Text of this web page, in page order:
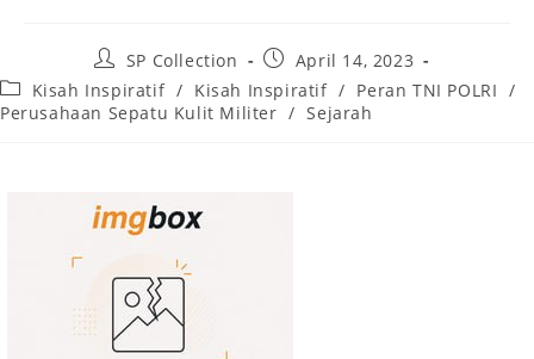
Post
author:
SP Collection
Post
published:
April 14, 2023
Post
category:
Kisah Inspiratif / Kisah Inspiratif / Peran TNI POLRI /
Perusahaan Sepatu Kulit Militer / Sejarah